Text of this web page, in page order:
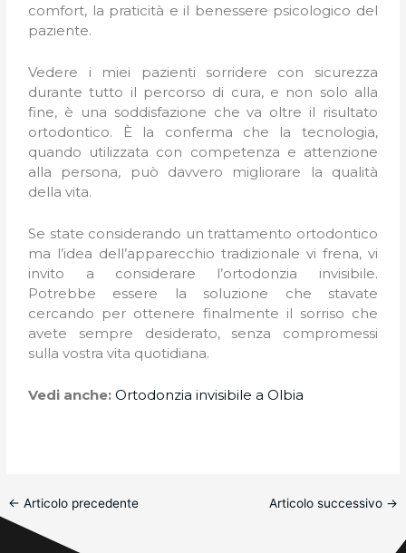
comfort, la praticità e il benessere psicologico del
paziente.
Vedere i miei pazienti sorridere con sicurezza
durante tutto il percorso di cura, e non solo alla
fine, è una soddisfazione che va oltre il risultato
ortodontico. È la conferma che la tecnologia,
quando utilizzata con competenza e attenzione
alla persona, può davvero migliorare la qualità
della vita.
Se state considerando un trattamento ortodontico
ma l’idea dell’apparecchio tradizionale vi frena, vi
invito a considerare l’ortodonzia invisibile.
Potrebbe essere la soluzione che stavate
cercando per ottenere finalmente il sorriso che
avete sempre desiderato, senza compromessi
sulla vostra vita quotidiana.
Vedi anche: Ortodonzia invisibile a Olbia
← Articolo precedente Articolo successivo →